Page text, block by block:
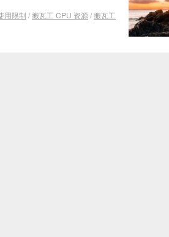
用限制 /搬瓦工 CPU 资源 /搬瓦工